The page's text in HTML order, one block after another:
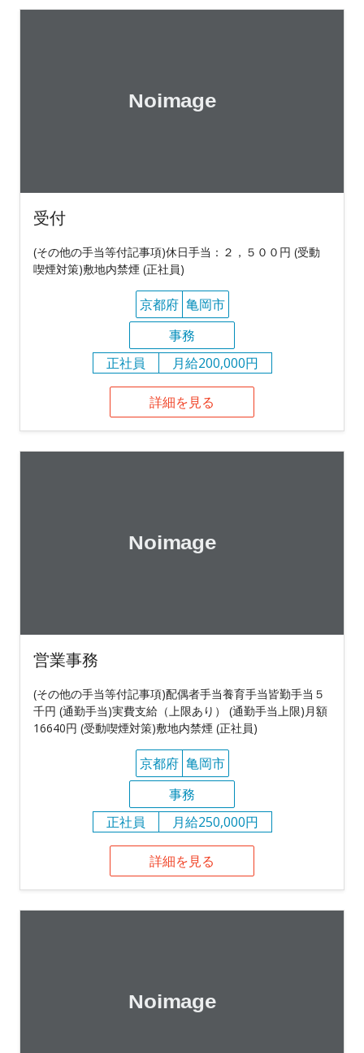
受付
(その他の手当等付記事項)休日手当：２，５００円 (受動
喫煙対策)敷地内禁煙 (正社員)
京都府 亀岡市
事務
正社員
月給200,000円
詳細を見る
営業事務
(その他の手当等付記事項)配偶者手当養育手当皆勤手当５
千円 (通勤手当)実費支給（上限あり） (通勤手当上限)月額
16640円 (受動喫煙対策)敷地内禁煙 (正社員)
京都府 亀岡市
事務
正社員
月給250,000円
詳細を見る